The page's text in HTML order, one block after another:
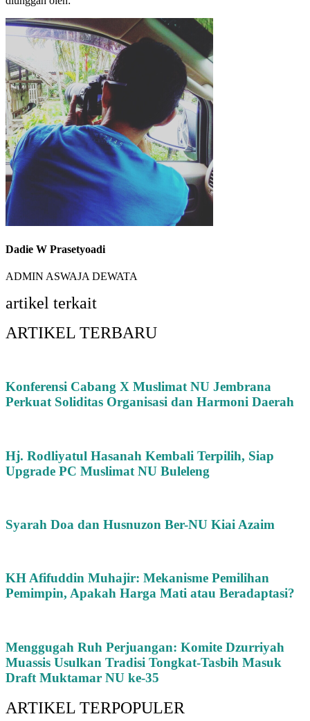
Dadie W Prasetyoadi
ADMIN ASWAJA DEWATA
artikel terkait
ARTIKEL TERBARU
Konferensi Cabang X Muslimat NU Jembrana
Perkuat Soliditas Organisasi dan Harmoni Daerah
Hj. Rodliyatul Hasanah Kembali Terpilih, Siap
Upgrade PC Muslimat NU Buleleng
Syarah Doa dan Husnuzon Ber-NU Kiai Azaim
KH Afifuddin Muhajir: Mekanisme Pemilihan
Pemimpin, Apakah Harga Mati atau Beradaptasi?
Menggugah Ruh Perjuangan: Komite Dzurriyah
Muassis Usulkan Tradisi Tongkat-Tasbih Masuk
Draft Muktamar NU ke-35
ARTIKEL TERPOPULER